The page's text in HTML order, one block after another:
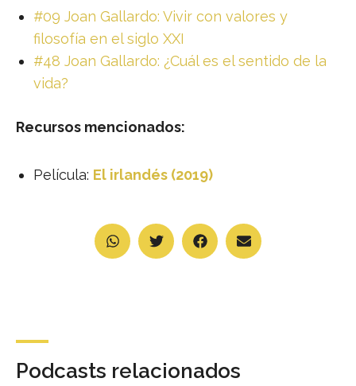
#09 Joan Gallardo: Vivir con valores y
filosofía en el siglo XXI
#48 Joan Gallardo: ¿Cuál es el sentido de la
vida?
Recursos mencionados:
Película: El irlandés (2019)
Podcasts relacionados